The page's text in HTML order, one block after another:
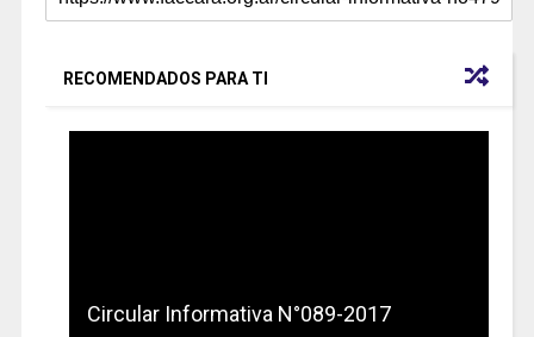
RECOMENDADOS PARA TI
Circular Informativa N°089-2017